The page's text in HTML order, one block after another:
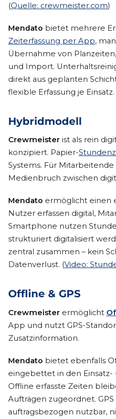
(Quelle: crewmeister.com)
Mendato bietet mehrere
Zeiterfassung per App,
Übernahme von
und Import.
direkt aus geplanten
flexible Erfassung je Einsatz.
Hybridmodell
Crewmeister ist als rein
konzipiert. Papier-
Systems. Für
Medienbruch zwischen
Mendato ermöglicht einen
Nutzer erfassen digital,
Smartphone nutzen
strukturiert digitalisiert
zentral zusammen – kein
Datenverlust. (Video:
Offline & GPS
Crewmeister ermöglicht
App und nutzt GPS-
Zusatzinformation.
Mendato bietet ebenfalls
eingebettet in den Einsatz-
Offline erfasste Zeiten
Aufträgen zugeordnet. GPS
auftragsbezogen nutzbar,